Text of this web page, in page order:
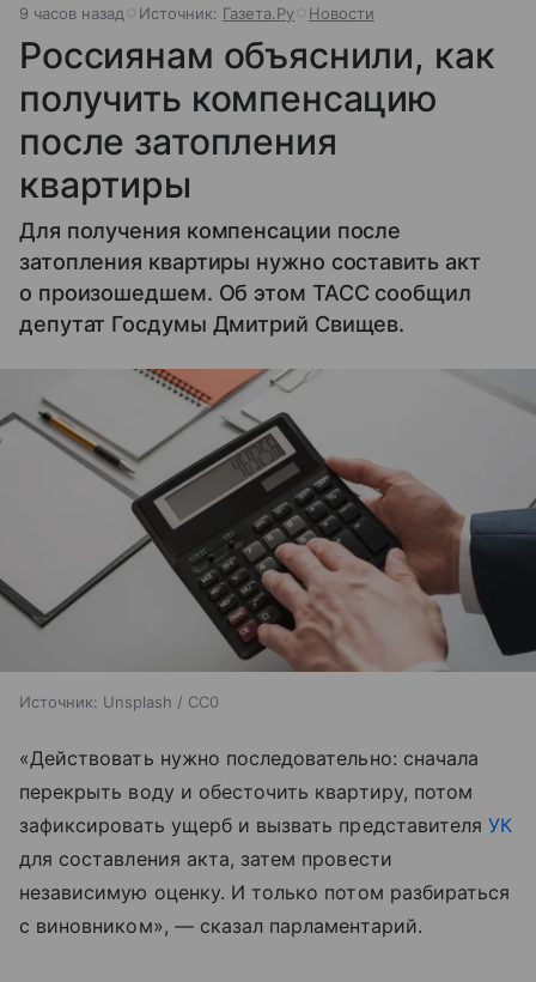
9 часов назад Источник: Газета.Ру Новости
Россиянам объяснили, как
получить компенсацию
после затопления
квартиры
Для получения компенсации после
затопления квартиры нужно составить акт
о произошедшем. Об этом ТАСС сообщил
депутат Госдумы Дмитрий Свищев.
Источник: Unsplash / CC0
«Действовать нужно последовательно: сначала
перекрыть воду и обесточить квартиру, потом
зафиксировать ущерб и вызвать представителяУК
для составления акта, затем провести
независимую оценку. И только потом разбираться
с виновником», — сказал парламентарий.